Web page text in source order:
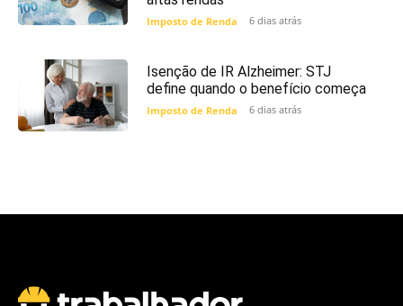
Imposto de Renda 6 dias atrás
Isenção de IR Alzheimer: STJ
define quando o benefício começa
Imposto de Renda 6 dias atrás